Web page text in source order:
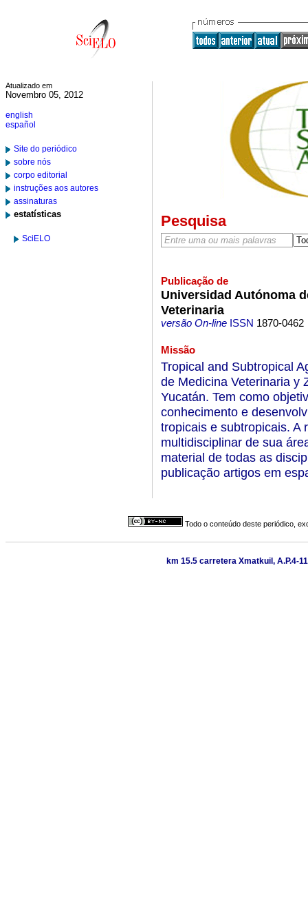
Atualizado em
Novembro 05, 2012
english
español
Site do periódico
sobre nós
corpo editorial
instruções aos autores
assinaturas
estatísticas
SciELO
Pesquisa
Publicação de
Universidad Autónoma
Veterinaria
versão On-lineISSN 1870-0462
Missão
Tropical and Subtropical
de Medicina Veterinaria y
Yucatán. Tem como
conhecimento e
tropicais e subtropicais. A
multidisciplinar de sua
material de todas as
publicação artigos em
Todo o conteúdo deste periódico,
km 15.5 carretera Xmatkuil, A.P.4-